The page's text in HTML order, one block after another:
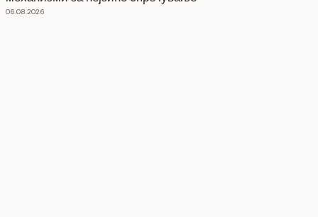
06.08.2026